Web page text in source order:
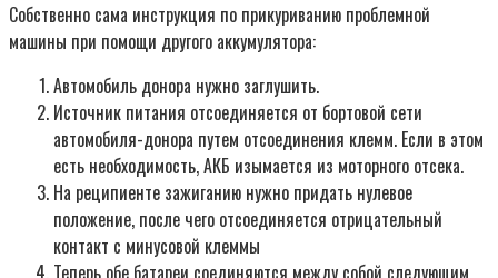
Собственно сама инструкция по прикуриванию проблемной
машины при помощи другого аккумулятора:
Автомобиль донора нужно заглушить.
Источник питания отсоединяется от бортовой сети
автомобиля-донора путем отсоединения клемм. Если в этом
есть необходимость, АКБ изымается из моторного отсека.
На реципиенте зажиганию нужно придать нулевое
положение, после чего отсоединяется отрицательный
контакт с минусовой клеммы
Теперь обе батареи соединяются между собой следующим